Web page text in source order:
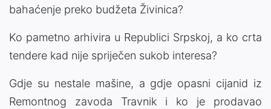
bahaćenje preko budžeta Živinica?
Ko pametno arhivira u Republici Srpskoj, a ko crta
tendere kad nije spriječen sukob interesa?
Gdje su nestale mašine, a gdje opasni cijanid iz
Remontnog zavoda Travnik i ko je prodavao